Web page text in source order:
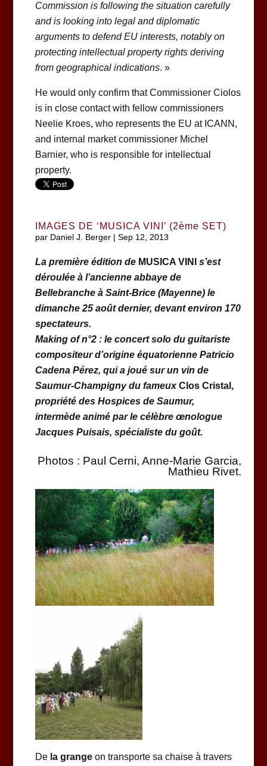
Commission is following the situation carefully
and is looking into legal and diplomatic
arguments to defend EU interests, notably on
protecting intellectual property rights deriving
from geographical indications. »
He would only confirm that Commissioner Ciolos
is in close contact with fellow commissioners
Neelie Kroes, who represents the EU at ICANN,
and internal market commissioner Michel
Barnier, who is responsible for intellectual
property.
IMAGES DE ‘MUSICA VINI’ (2ème SET)
par Daniel J. Berger| Sep 12, 2013
La première édition de MUSICA VINI
s’est
déroulée à l’ancienne abbaye de
Bellebranche à Saint-Brice (Mayenne) le
dimanche 25 août dernier, devant environ 170
spectateurs.
Making of n°2 : le concert solo du guitariste
compositeur d’origine équatorienne Patricio
Cadena Pérez, qui a joué sur un vin de
Saumur-Champigny du fameuxClos Cristal,
propriété des Hospices de Saumur,
intermède animé par le célèbre œnologue
Jacques Puisais, spécialiste du goût.
Photos : Paul Cerni, Anne-Marie Garcia,
Mathieu Rivet.
De la grangeon transporte sa chaise à travers